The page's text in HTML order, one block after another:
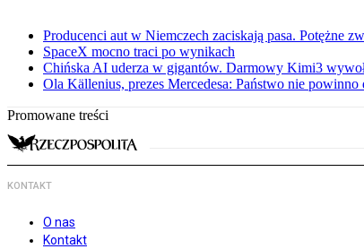
Producenci aut w Niemczech zaciskają pasa. Potężne
SpaceX mocno traci po wynikach
Chińska AI uderza w gigantów. Darmowy Kimi3
Ola Källenius, prezes Mercedesa: Państwo nie
Promowane treści
KONTAKT
O nas
Kontakt